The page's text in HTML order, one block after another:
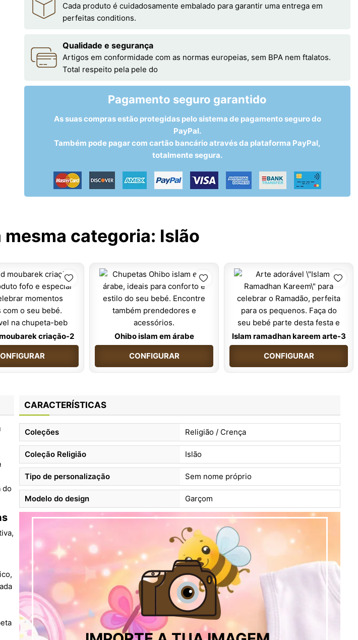
Cada produto é cuidadosamente embalado para garantir uma entrega em
perfeitas conditions.
Qualidade e segurança
Artigos em conformidade com as normas europeias, sem BPA nem ftalatos.
Total respeito pela pele do
Pagamento seguro garantido
As suas compras estão protegidas pelo sistema de pagamento seguro do
PayPal.
Também pode pagar com cartão bancário através da plataforma PayPal,
totalmente segura.
categoria: Islão
criação-2 Ohibo islam em árabe
CONFIGURAR
Islam ramadhan kareem arte-3
CONFIGURAR
do
CARACTERÍSTICAS
Coleções Religião / Crença
Coleção Religião Islão
Tipo de personalização Sem nome próprio
Modelo do design Garçom